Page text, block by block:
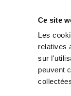
Ce site
Les
relatives
sur
peuvent
1981 les élections de l'alternance